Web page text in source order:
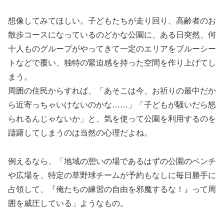
想像してみてほしい。子どもたちが走り回り、高齢者のお
散歩コースになっているのどかな公園に、ある日突然、何
十人ものグループがやってきて一定のエリアをブルーシー
トなどで覆い、独特の緊迫感を持った空間を作り上げてし
まう。
周囲の住民からすれば、「あそこは今、お祈りの最中だか
ら近寄っちゃいけないのかな……」「子どもが騒いだら怒
られるんじゃないか」と、気を使って公園を利用するのを
躊躇してしまうのは当然の心理だよね。
例えるなら、「地域の憩いの場であるはずの公園のベンチ
や広場を、特定の草野球チームが予約もなしに毎日勝手に
占領して、『俺たちの練習の自由を邪魔するな！』って周
囲を威圧している」ようなもの。